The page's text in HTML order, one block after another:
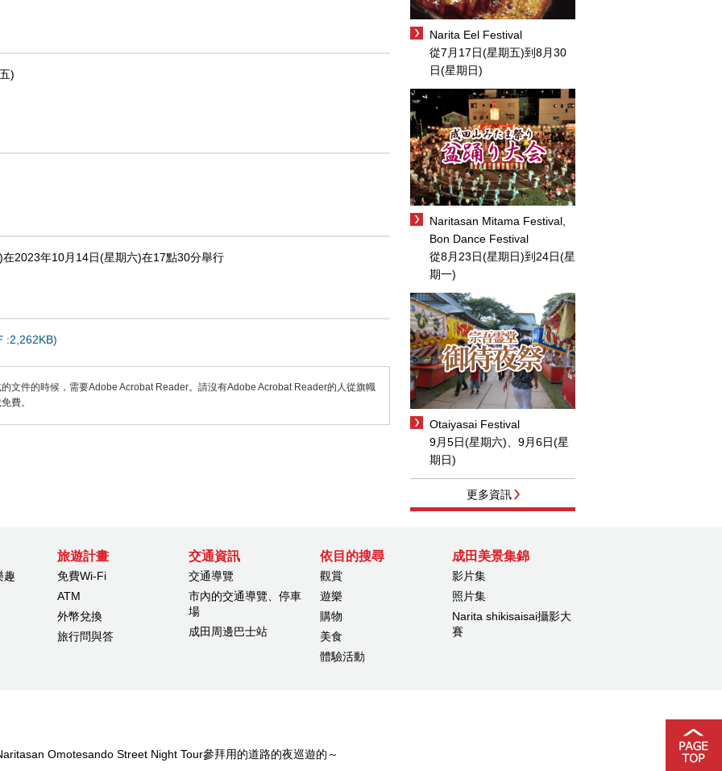
)
2023年10月14日(星期六)在17點30分舉行
:2,262KB)
文件的時候，需要Adobe Acrobat Reader。請沒有Adobe Acrobat Reader的人從旗幟
費。
Narita Eel Festival
從7月17日(星期五)到8月30
日(星期日)
Naritasan Mitama Festival,
Bon Dance Festival
從8月23日(星期日)到24日(星
期一)
Otaiyasai Festival
9月5日(星期六)、9月6日(星
期日)
更多資訊
趣
旅遊計畫
免費Wi-Fi
ATM
外幣兌換
旅行問與答
交通資訊
交通導覽
市內的交通導覽、停車
場
成田周邊巴士站
依目的搜尋
觀賞
遊樂
購物
美食
體驗活動
成田美景集錦
影片集
照片集
Narita shikisaisai攝影大
賽
Omotesando Street Night Tour參拜用的道路的夜巡遊的～